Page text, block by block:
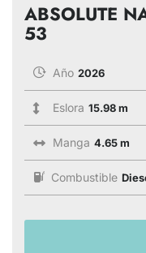
ABSOLUTE
53
Año 2026
Eslora 15.98 m
Manga 4.65 m
Combustible